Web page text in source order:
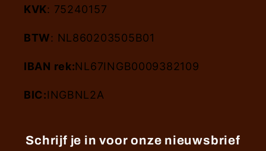
KVK: 75240157
BTW: NL860203505B01
IBAN rek:NL67INGB0009382109
BIC:INGBNL2A
Schrijf je in voor onze nieuwsbrief